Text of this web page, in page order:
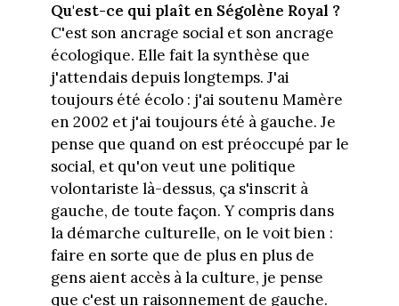
Qu'est-ce qui plaît en Ségolène Royal ?
C'est son ancrage social et son ancrage
écologique. Elle fait la synthèse que
j'attendais depuis longtemps. J'ai
toujours été écolo : j'ai soutenu Mamère
en 2002 et j'ai toujours été à gauche. Je
pense que quand on est préoccupé par le
social, et qu'on veut une politique
volontariste là-dessus, ça s'inscrit à
gauche, de toute façon. Y compris dans
la démarche culturelle, on le voit bien :
faire en sorte que de plus en plus de
gens aient accès à la culture, je pense
que c'est un raisonnement de gauche.